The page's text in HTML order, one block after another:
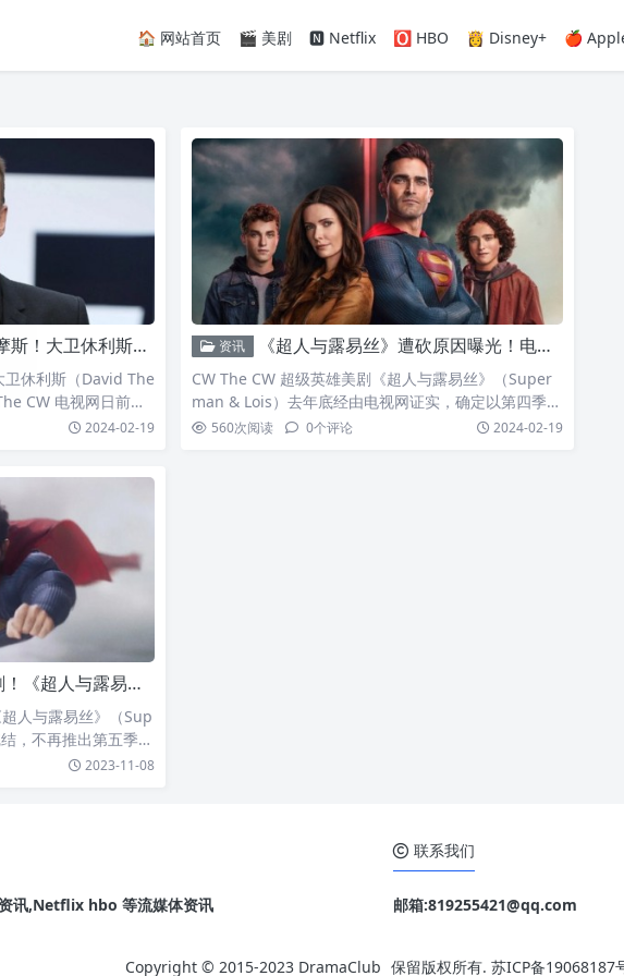
🏠 网站首页 🎬 美剧 🅽 Netflix 🅾️ HBO 👸 Disney+ 🍎
新剧《Sherlock & Daughter》
休利斯（David The
CW 电视网日前预
，由大卫休利斯饰演
他遇到了一位美国女
被神秘谋杀后，
2024-02-19
资讯 《超人与露易丝》遭砍原因曝光！电视网高层曝华纳决策「全因《Superman: Legacy》上映」
CW The CW 超级英雄美剧《超人与露易丝》（Super
man & Lois）去年底经由电视网证实，确定以第四季完
结，不再推出第五季。关于此决定，电视网高层日前在
560次阅读 0个评论 2024-02-19
易丝》不再推出第五季
人与露易丝》（Sup
，不再推出第五季。
Tyler Hoechlin）、
伴孩子们成长之
2023-11-08
讯,Netflix hbo 等流媒体资讯
联系我们
邮箱:819255421@qq.com
Copyright © 2015-2023 DramaClub 保留版权所有. 苏ICP备19068187